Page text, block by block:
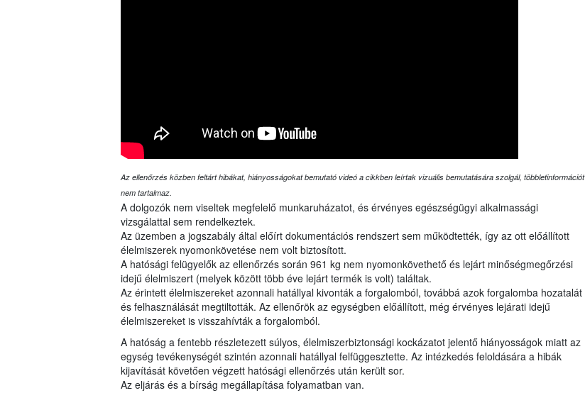
Az ellenőrzés közben feltárt hibákat, hiányosságokat bemutató videó a cikkben leírtak vizuális bemutatására szolgál, többletinformációt
nem tartalmaz.
A dolgozók nem viseltek megfelelő munkaruházatot, és érvényes egészségügyi alkalmassági
vizsgálattal sem rendelkeztek.
Az üzemben a jogszabály által előírt dokumentációs rendszert sem működtették, így az ott előállított
élelmiszerek nyomonkövetése nem volt biztosított.
A hatósági felügyelők az ellenőrzés során 961 kg nem nyomonkövethető és lejárt minőségmegőrzési
idejű élelmiszert (melyek között több éve lejárt termék is volt) találtak.
Az érintett élelmiszereket azonnali hatállyal kivonták a forgalomból, továbbá azok forgalomba hozatalát
és felhasználását megtiltották. Az ellenőrök az egységben előállított, még érvényes lejárati idejű
élelmiszereket is visszahívták a forgalomból.
A hatóság a fentebb részletezett súlyos, élelmiszerbiztonsági kockázatot jelentő hiányosságok miatt az
egység tevékenységét szintén azonnali hatállyal felfüggesztette. Az intézkedés feloldására a hibák
kijavítását követően végzett hatósági ellenőrzés után került sor.
Az eljárás és a bírság megállapítása folyamatban van.